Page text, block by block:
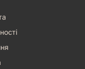
напружені та
підходять для
відчуття
до